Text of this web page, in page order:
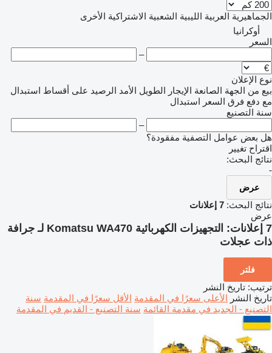
الجماهيرية العربية الليبية الشعبية الاشتراكية الأخرى
أوكرانيا
السعر
–
نوع الإعلان
بيع من الجهة الصانعة الإيجار الطويل الأمد الرصيد على أقساط استبدال
مع دفع فرق السعر استبدال
سنة التصنيع
–
هل بعض عوامل التصفية مفقودة؟
اقتراح تغيير
نتائج البحث:
-
عرض
نتائج البحث: 7 إعلانات
عرض
7 إعلانات:
التجهيزات الكهربائية Komatsu WA470 لـ جرافة
ذات عجلات
فلتر
ترتيب: تاريخ النشر
تاريخ النشر الأعلى سعرًا في المقدمة الأقل سعرًا في المقدمة سنة
التصنيع - الجديد في مقدمة القائمة سنة التصنيع - القديم في المقدمة